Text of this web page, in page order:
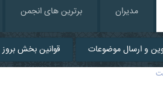
مدیران برترین های انجمن
و ارسال موضوعات قوانین بخش بروز